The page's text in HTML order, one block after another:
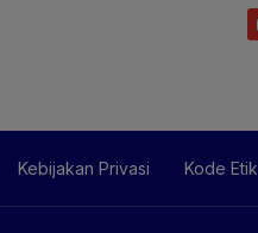
Kebijakan Privasi Kode Etik